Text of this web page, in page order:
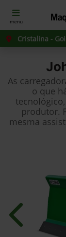
menu
Cristalina -
As
o que
produtor.
mesma
Anterior